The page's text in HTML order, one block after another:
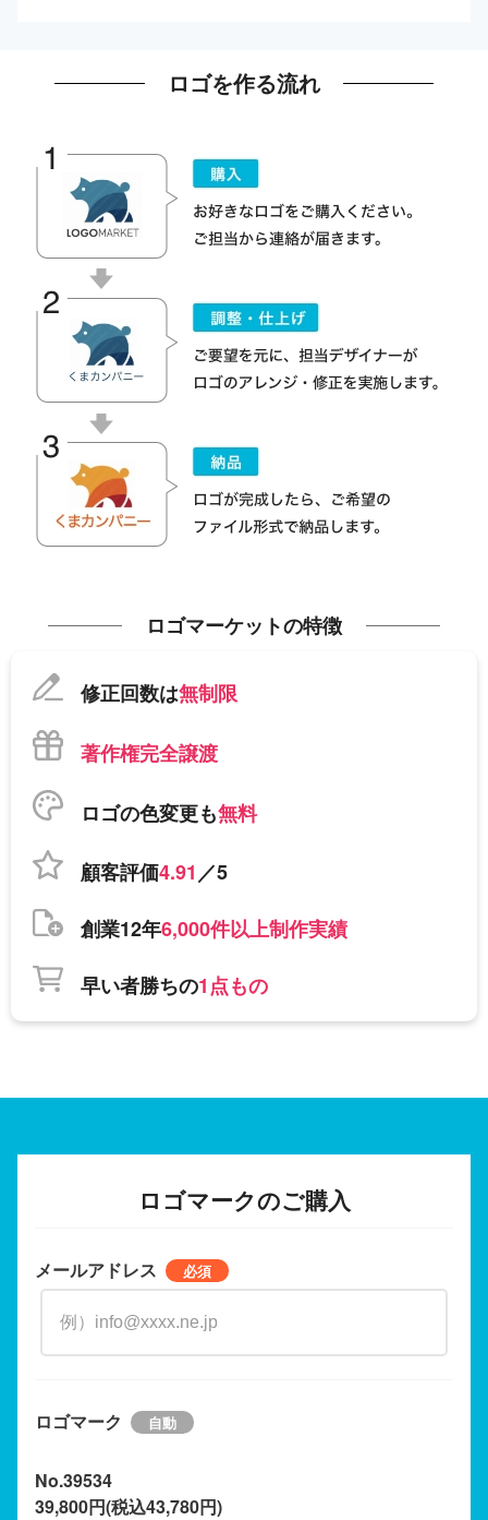
ロゴを作る流れ
ロゴマーケットの特徴
修正回数は無制限
著作権完全譲渡
ロゴの色変更も無料
顧客評価4.91／5
創業12年6,000件以上制作実績
早い者勝ちの1点もの
ロゴマークのご購入
メールアドレス
ロゴマーク
No.39534
39,800円(税込43,780円)